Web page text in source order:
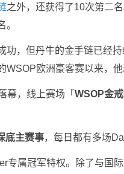
之外，还获得了10次第二
。
功，但丹牛的金手链已经
WSOP欧洲豪客赛以来，
幕，线上赛场「 WSOP金
底主赛事，每日都有多场
专属冠军特权。除了与国